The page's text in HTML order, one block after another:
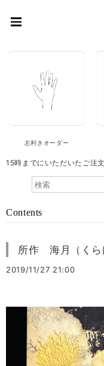
左利きオーダー
15時までにいただいたご注
Contents
所作 海月（くら
2019/11/27 21:00